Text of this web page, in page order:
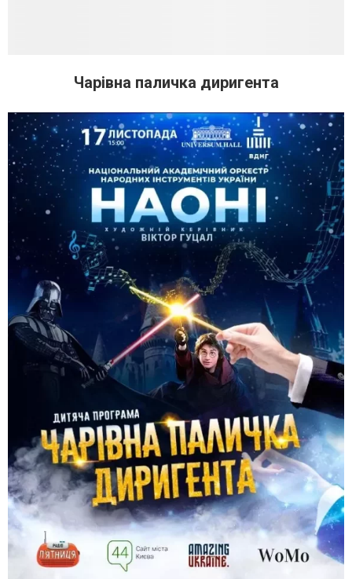
Чарівна паличка диригента